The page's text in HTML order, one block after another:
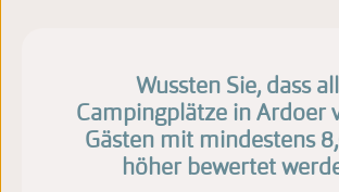
Wussten Sie, dass
Campingplätze in Ardoer
Gästen mit mindestens
höher bewertet